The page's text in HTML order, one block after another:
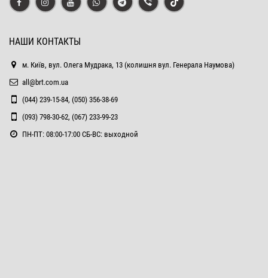
НАШИ КОНТАКТЫ
м. Київ, вул. Олега Мудрака, 13 (колишня вул. Генерала Наумова)
all@brt.com.ua
(044) 239-15-84, (050) 356-38-69
(093) 798-30-62, (067) 233-99-23
ПН-ПТ: 08:00-17:00 СБ-ВС: выходной